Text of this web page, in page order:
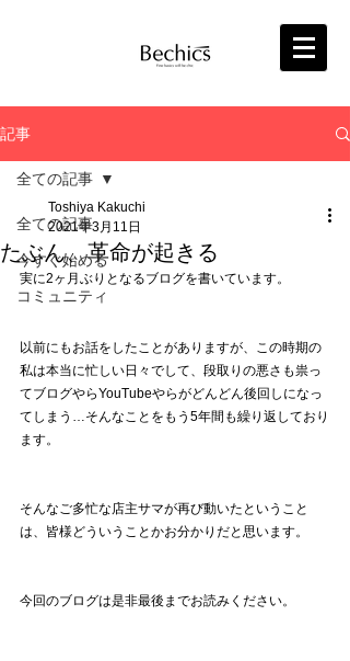
記事
全ての記事
今すぐ始める
コミュニティ
全ての記事
たぶん、革命が起きる
Toshiya Kakuchi
2021年3月11日
実に2ヶ月ぶりとなるブログを書いています。
以前にもお話をしたことがありますが、この時期の
私は本当に忙しい日々でして、段取りの悪さも祟っ
てブログやらYouTubeやらがどんどん後回しになっ
てしまう…そんなことをもう5年間も繰り返しており
ます。
そんなご多忙な店主サマが再び動いたということ
は、皆様どういうことかお分かりだと思います。
今回のブログは是非最後までお読みください。